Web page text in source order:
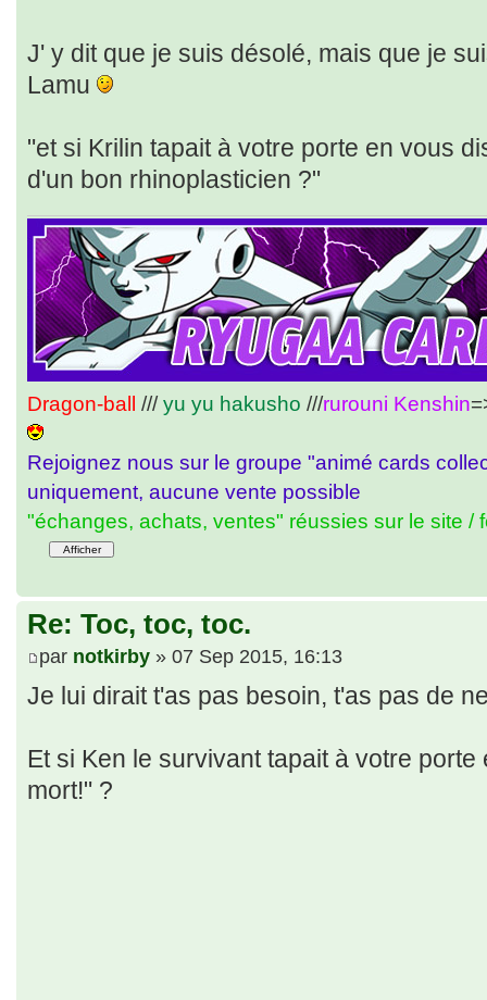
J' y dit que je suis désolé, mais que je
Lamu
"et si Krilin tapait à votre porte en vous
d'un bon rhinoplasticien ?"
Dragon-ball ///yu yu hakusho ///rurouni Kenshin
Rejoignez nous sur le groupe "animé cards
uniquement, aucune vente possible
"échanges, achats, ventes" réussies sur le site /
Re: Toc, toc, toc.
par notkirby » 07 Sep 2015, 16:13
Je lui dirait t'as pas besoin, t'as pas de
Et si Ken le survivant tapait à votre
mort!" ?